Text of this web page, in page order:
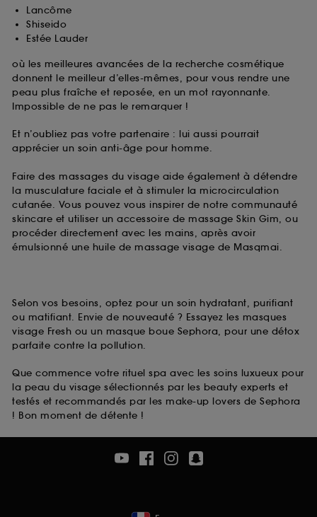
Lancôme
Shiseido
Estée Lauder
où les meilleures avancées de la recherche cosmétique
donnent le meilleur d’elles-mêmes, pour vous rendre une
peau plus fraîche et reposée, en un mot rayonnante.
Impossible de ne pas le remarquer !
Et n’oubliez pas votre partenaire : lui aussi pourrait
apprécier un soin anti-âge pour homme.
Faire des massages du visage aide également à détendre
la musculature faciale et à stimuler la microcirculation
cutanée. Vous pouvez vous inspirer de notre communauté
skincare et utiliser un accessoire de massage Skin Gim, ou
procéder directement avec les mains, après avoir
émulsionné une huile de massage visage de Masqmai.
Selon vos besoins, optez pour un soin hydratant, purifiant
ou matifiant. Envie de nouveauté ? Essayez les masques
visage Fresh ou un masque boue Sephora, pour une détox
parfaite contre la pollution.
Que commence votre rituel spa avec les soins luxueux pour
la peau du visage sélectionnés par les beauty experts et
testés et recommandés par les make-up lovers de Sephora
! Bon moment de détente !